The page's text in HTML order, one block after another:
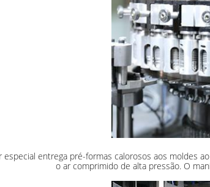
especial entrega pré-formas calorosos aos moldes
o ar comprimido de alta pressão. O